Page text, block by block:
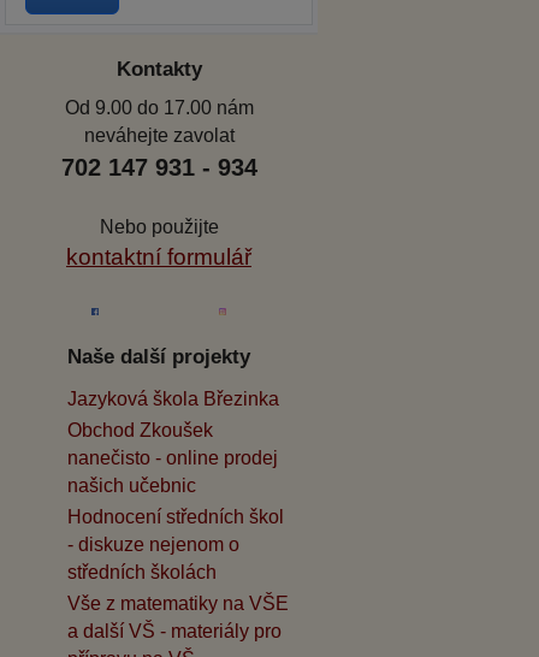
Kontakty
Od 9.00 do 17.00 nám
neváhejte zavolat
702 147 931 - 934
Nebo použijte
kontaktní formulář
Naše další projekty
Jazyková škola Březinka
Obchod Zkoušek
nanečisto - online prodej
našich učebnic
Hodnocení středních škol
- diskuze nejenom o
středních školách
Vše z matematiky na VŠE
a další VŠ - materiály pro